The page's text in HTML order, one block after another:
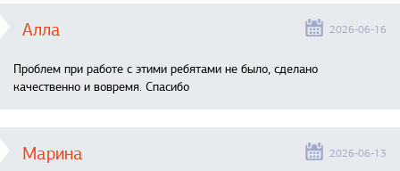
Алла 2026-06-16
Проблем при работе с этими ребятами не было, сделано
качественно и вовремя. Спасибо
Марина 2026-06-13